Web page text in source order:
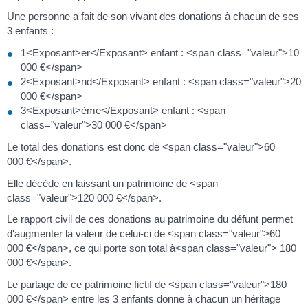
Une personne a fait de son vivant des donations à chacun de ses
3 enfants :
1<Exposant>er</Exposant> enfant : <span class="valeur">10
000 €</span>
2<Exposant>nd</Exposant> enfant : <span class="valeur">20
000 €</span>
3<Exposant>ème</Exposant> enfant : <span
class="valeur">30 000 €</span>
Le total des donations est donc de <span class="valeur">60
000 €</span>.
Elle décède en laissant un patrimoine de <span
class="valeur">120 000 €</span>.
Le rapport civil de ces donations au patrimoine du défunt permet
d'augmenter la valeur de celui-ci de <span class="valeur">60
000 €</span>, ce qui porte son total à<span class="valeur"> 180
000 €</span>.
Le partage de ce patrimoine fictif de <span class="valeur">180
000 €</span> entre les 3 enfants donne à chacun un héritage